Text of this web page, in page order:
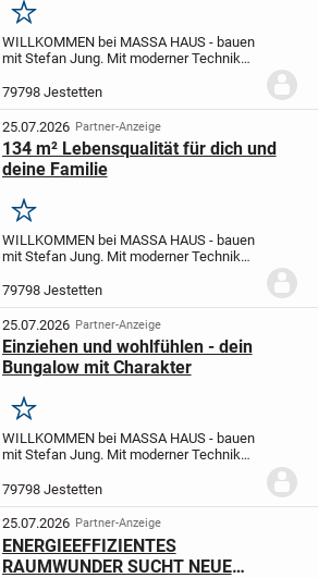
Merken
WILLKOMMEN bei MASSA HAUS - bauen
mit Stefan Jung. Mit moderner Technik
Traum vom Haus wahr werden. Mit dem
Marktführer MASSA HAUS starten wir
gemeinsam in Ihr...
79798 Jestetten
25.07.2026 Partner-Anzeige
134 m² Lebensqualität für dich und
deine Familie
Merken
WILLKOMMEN bei MASSA HAUS - bauen
mit Stefan Jung. Mit moderner Technik
Traum vom Haus wahr werden. Mit dem
Marktführer MASSA HAUS starten wir
gemeinsam in Ihr...
79798 Jestetten
25.07.2026 Partner-Anzeige
Einziehen und wohlfühlen - dein
Bungalow mit Charakter
Merken
WILLKOMMEN bei MASSA HAUS - bauen
mit Stefan Jung. Mit moderner Technik
Traum vom Haus wahr werden. Mit dem
Marktführer MASSA HAUS starten wir
gemeinsam in Ihr...
79798 Jestetten
25.07.2026 Partner-Anzeige
ENERGIEEFFIZIENTES
RAUMWUNDER SUCHT NEUE